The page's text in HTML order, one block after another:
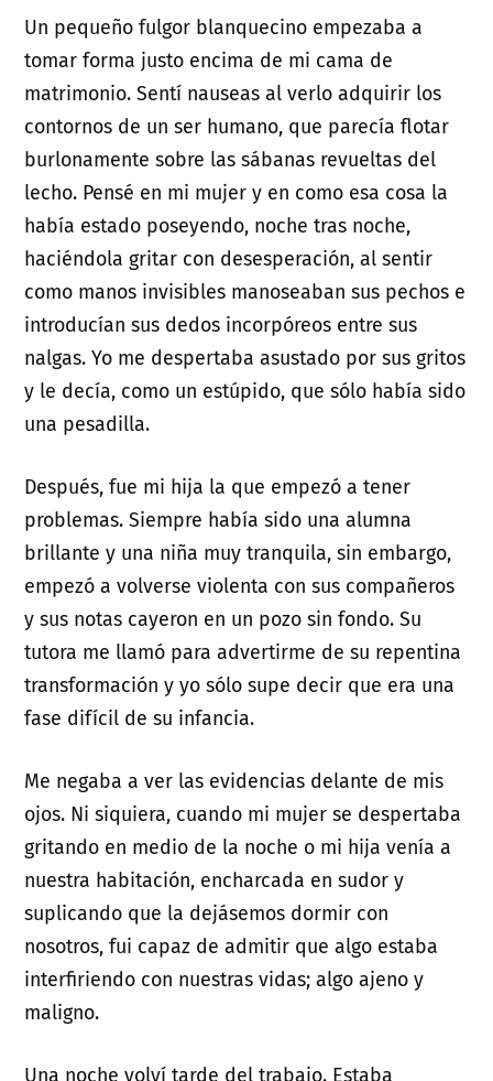
Un pequeño fulgor blanquecino empezaba a
tomar forma justo encima de mi cama de
matrimonio. Sentí nauseas al verlo adquirir los
contornos de un ser humano, que parecía flotar
burlonamente sobre las sábanas revueltas del
lecho. Pensé en mi mujer y en como esa cosa la
había estado poseyendo, noche tras noche,
haciéndola gritar con desesperación, al sentir
como manos invisibles manoseaban sus pechos e
introducían sus dedos incorpóreos entre sus
nalgas. Yo me despertaba asustado por sus gritos
y le decía, como un estúpido, que sólo había sido
una pesadilla.
Después, fue mi hija la que empezó a tener
problemas. Siempre había sido una alumna
brillante y una niña muy tranquila, sin embargo,
empezó a volverse violenta con sus compañeros
y sus notas cayeron en un pozo sin fondo. Su
tutora me llamó para advertirme de su repentina
transformación y yo sólo supe decir que era una
fase difícil de su infancia.
Me negaba a ver las evidencias delante de mis
ojos. Ni siquiera, cuando mi mujer se despertaba
gritando en medio de la noche o mi hija venía a
nuestra habitación, encharcada en sudor y
suplicando que la dejásemos dormir con
nosotros, fui capaz de admitir que algo estaba
interfiriendo con nuestras vidas; algo ajeno y
maligno.
Una noche volví tarde del trabajo. Estaba